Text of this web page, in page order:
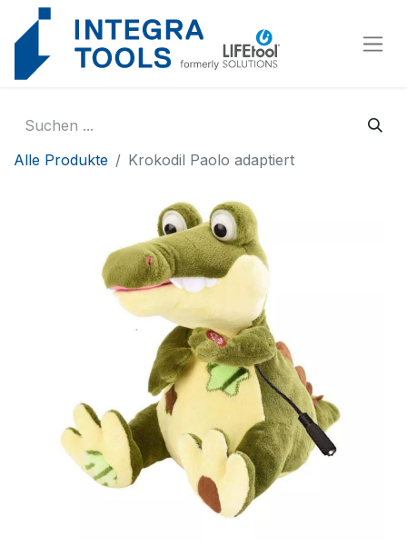
Alle Produkte Krokodil Paolo adaptiert
Cookie-Einstellungen